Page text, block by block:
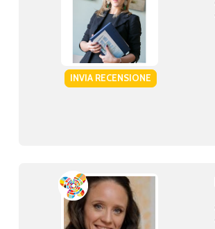
INVIA RECENSIONE